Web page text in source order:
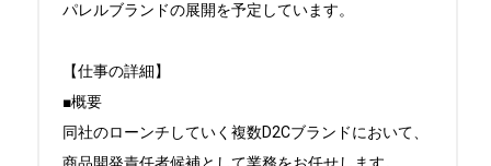
パレルブランドの展開を予定しています。
【仕事の詳細】
■概要
同社のローンチしていく複数D2Cブランドにおいて、